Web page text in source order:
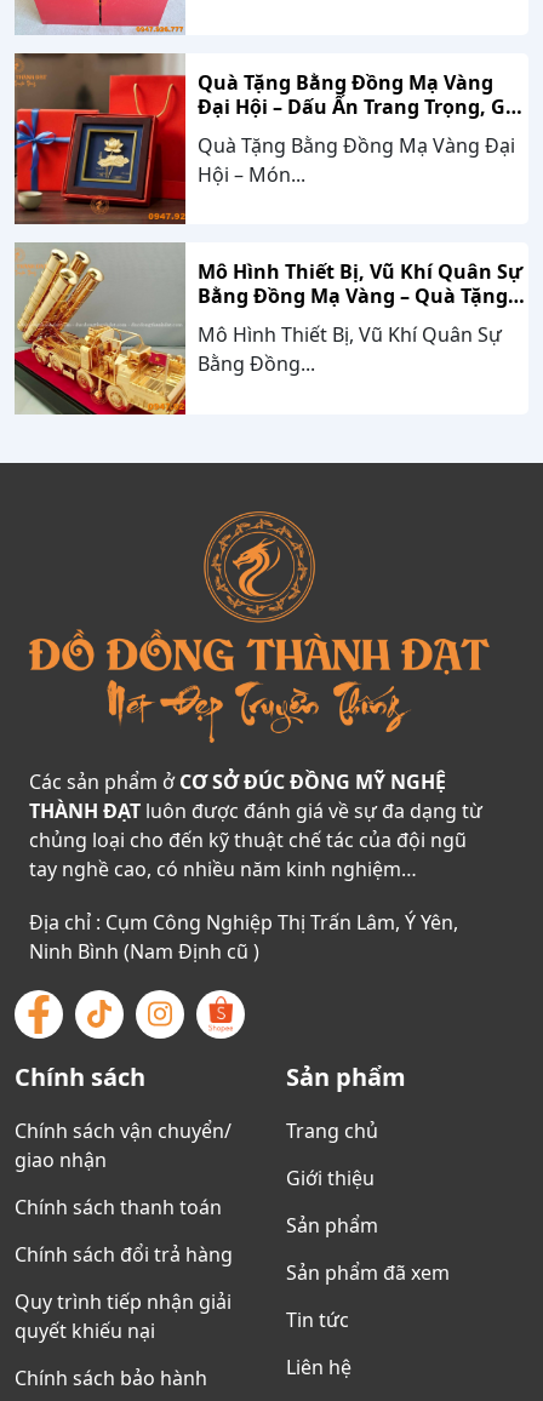
Quà Tặng Bằng Đồng Mạ Vàng
Đại Hội – Dấu Ấn Trang Trọng, Giá
Trị Bền Vững Theo Thời Gian
Quà Tặng Bằng Đồng Mạ Vàng Đại
Hội – Món...
Mô Hình Thiết Bị, Vũ Khí Quân Sự
Bằng Đồng Mạ Vàng – Quà Tặng
Cao Cấp Mang Dấu Ấn Sức Mạnh
Và Niềm Tự Hào Dân Tộc
Mô Hình Thiết Bị, Vũ Khí Quân Sự
Bằng Đồng...
Các sản phẩm ởCƠ SỞ ĐÚC ĐỒNG MỸ NGHỆ
THÀNH ĐẠT luôn được đánh giá về sự đa dạng từ
chủng loại cho đến kỹ thuật chế tác của đội ngũ
tay nghề cao, có nhiều năm kinh nghiệm…
Địa chỉ : Cụm Công Nghiệp Thị Trấn Lâm, Ý Yên,
Ninh Bình (Nam Định cũ )
Chính sách
Chính sách vận chuyển/
giao nhận
Chính sách thanh toán
Chính sách đổi trả hàng
Quy trình tiếp nhận giải
quyết khiếu nại
Chính sách bảo hành
Sản phẩm
Trang chủ
Giới thiệu
Sản phẩm
Sản phẩm đã xem
Tin tức
Liên hệ